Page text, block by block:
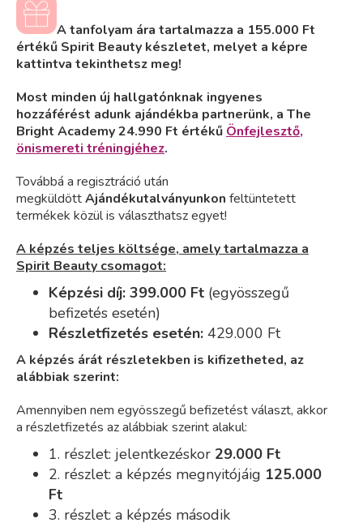
A tanfolyam ára tartalmazza a 155.000 Ft
értékű Spirit Beauty készletet, melyet a képre
kattintva tekinthetsz meg!
Most minden új hallgatónknak ingyenes
hozzáférést adunk ajándékba partnerünk, a The
Bright Academy 24.990 Ft értékű Önfejlesztő,
önismereti tréningjéhez.
Továbbá a regisztráció után
megküldöttAjándékutalványunkon feltüntetett
termékek közül is választhatsz egyet!
A képzés teljes költsége, amely tartalmazza a
Spirit Beauty csomagot:
Képzési díj: 399.000 Ft (egyösszegű
befizetés esetén)
Részletfizetés esetén: 429.000 Ft
A képzés árát részletekben is kifizetheted, az
alábbiak szerint:
Amennyiben nem egyösszegű befizetést választ, akkor
a részletfizetés az alábbiak szerint alakul:
1. részlet: jelentkezéskor 29.000 Ft
2. részlet: a képzés megnyitójáig 125.000
Ft
3. részlet: a képzés második